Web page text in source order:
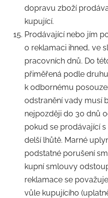
dopravu zboží
kupující.
Prodávající nebo jím
o reklamaci ihned, ve
pracovních dnů. Do
přiměřená podle
k odbornému
odstranění vady musí
nejpozději do 30 dnů
pokud se prodávající
delší lhůtě. Marné
podstatné porušení
kupní smlouvy
reklamace se
vůle kupujícího